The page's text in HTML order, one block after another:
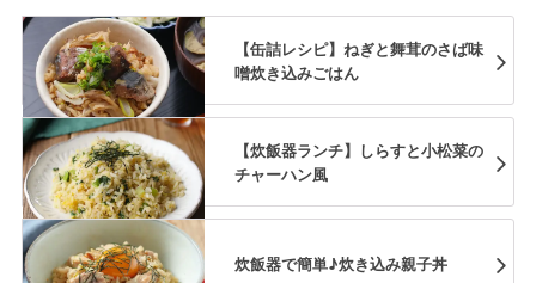
【缶詰レシピ】ねぎと舞茸のさば味
噌炊き込みごはん
【炊飯器ランチ】しらすと小松菜の
チャーハン風
炊飯器で簡単♪炊き込み親子丼